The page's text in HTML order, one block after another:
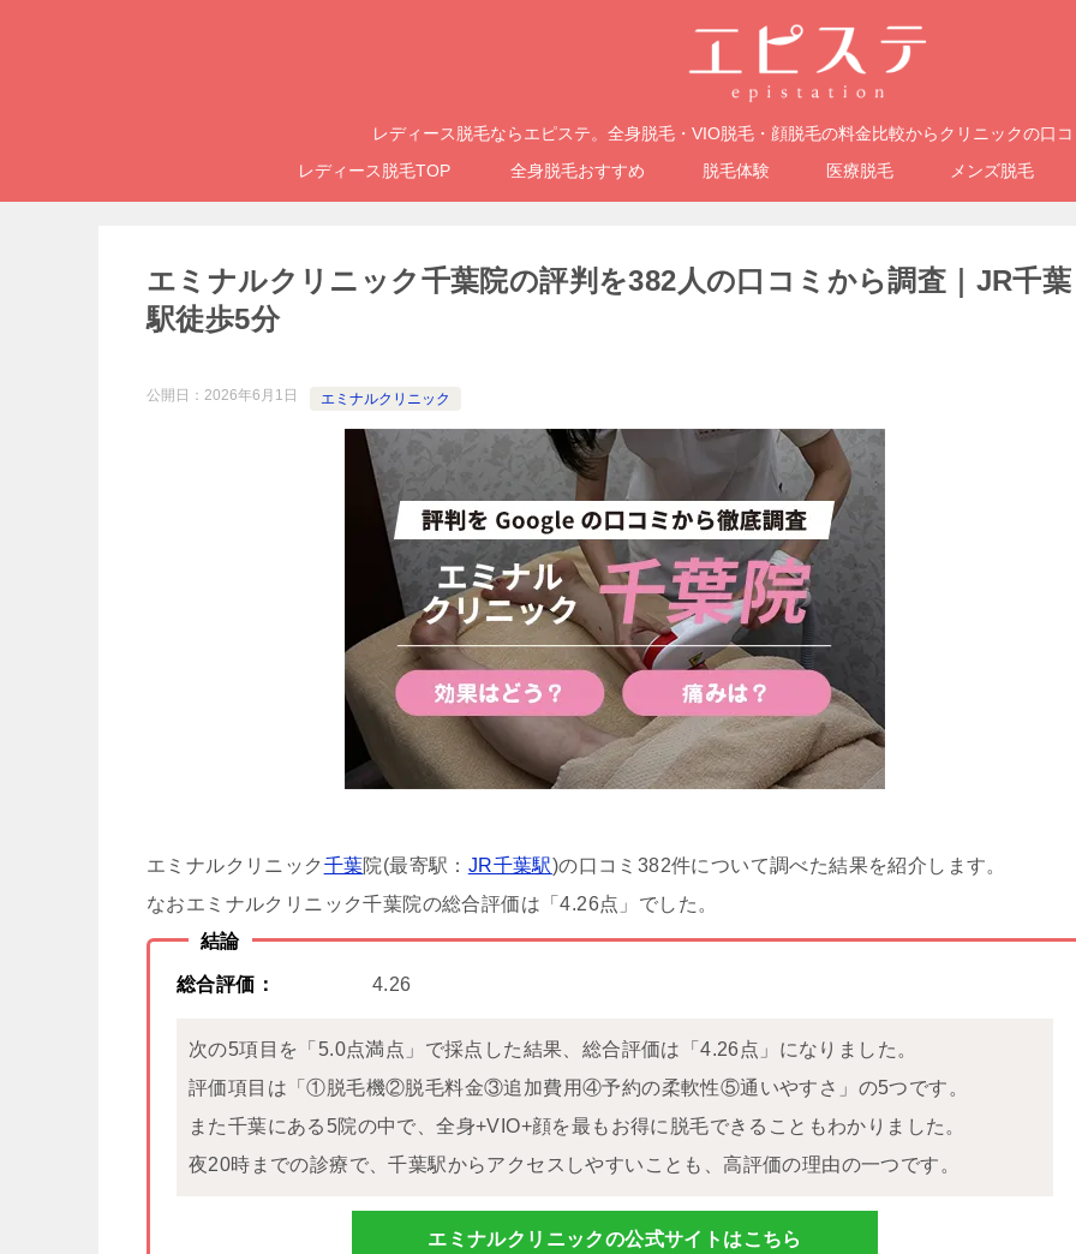
レディース脱毛ならエピステ。全身脱毛・VIO脱毛・顔脱毛の料金比較からクリニックの口
レディース脱毛TOP
全身脱毛おすすめ 脱毛体験 医療脱毛 メンズ脱毛
エミナルクリニック千葉院の評判を382人の口コミから調査｜JR千葉
駅徒歩5分
公開日： 2026年6月1日 エミナルクリニック
エミナルクリニック 千葉院(最寄駅： JR千葉駅)の口コミ382件について調べた結果を紹介します。
なおエミナルクリニック千葉院の総合評価は「4.26点」でした。
結論
総合評価： 4.26
次の5項目を「5.0点満点」で採点した結果、総合評価は「4.26点」になりました。
評価項目は「①脱毛機②脱毛料金③追加費用④予約の柔軟性⑤通いやすさ」の5つです。
また千葉にある5院の中で、全身+VIO+顔を最もお得に脱毛できることもわかりました。
夜20時までの診療で、千葉駅からアクセスしやすいことも、高評価の理由の一つです。
エミナルクリニックの公式サイトはこちら